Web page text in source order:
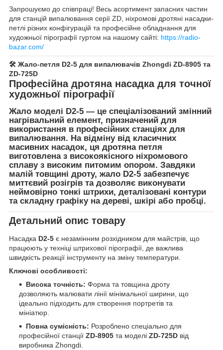
Запрошуємо до співпраці! Весь асортимент запасних частин
для станцій випалювання серії ZD, ніхромові дротяні насадки-
петлі різних конфігурацій та професійне обладнання для
художньої пірографії гуртом на нашому сайті: https://radio-
bazar.com/
🛠️ Жало-петля D2-5 для випалювачів Zhongdi ZD-8905 та
ZD-725D
Професійна дротяна насадка для точної
художньої пірографії
Жало моделі D2-5 — це спеціалізований змінний
нагрівальний елемент, призначений для
використання в професійних станціях для
випалювання. На відміну від класичних
масивних насадок, ця дротяна петля
виготовлена з високоякісного ніхромового
сплаву з високим питомим опором. Завдяки
малій товщині дроту, жало D2-5 забезпечує
миттєвий розігрів та дозволяє виконувати
неймовірно тонкі штрихи, деталізовані контури
та складну графіку на дереві, шкірі або пробці.
Детальний опис товару
Насадка D2-5 є незамінним розхідником для майстрів, що
працюють у техніці штрихової пірографії, де важлива
швидкість реакції інструменту на зміну температури.
Ключові особливості:
Висока точність: Форма та товщина дроту
дозволяють малювати лінії мінімальної ширини, що
ідеально підходить для створення портретів та
мініатюр.
Повна сумісність: Розроблено спеціально для
професійної станції ZD-8905 та моделі ZD-725D від
виробника Zhongdi.